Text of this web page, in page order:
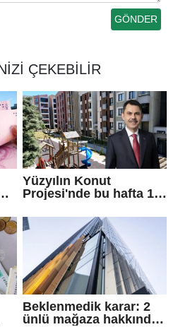
ÇEKEBİLİR
Yüzyılın Konut
Projesi'nde bu hafta 10
yapılacak
Beklenmedik karar: 2
ünlü mağaza hakkında